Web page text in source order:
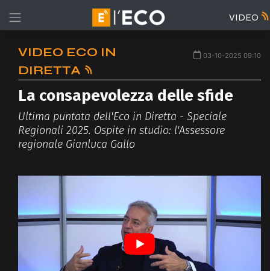
VIDEO
VIDEO ECO IN
DIRETTA
03-10-2025 09:10
La consapevolezza delle sfide
Ultima puntata dell'Eco in Diretta - Speciale
Regionali 2025. Ospite in studio: l'Assessore
regionale Gianluca Gallo